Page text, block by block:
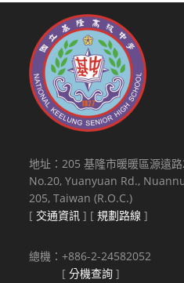
地址：205 基隆市暖暖區源遠
No.20, Yuanyuan Rd.,
205, Taiwan (R.O.C.)
[ 交通資訊 ] [規劃路線 ]
總機：+886-2-24582052
[分機查詢 ]